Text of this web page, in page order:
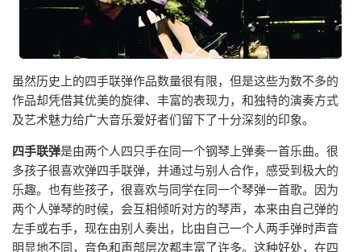
虽然历史上的四手联弹作品数量很有限，但是这些为数不多的
作品却凭借其优美的旋律、丰富的表现力，和独特的演奏方式
及艺术魅力给广大音乐爱好者们留下了十分深刻的印象。
四手联弹是由两个人四只手在同一个钢琴上弹奏一首乐曲。很
多孩子很喜欢弹四手联弹，并通过与别人合作，感受到极大的
乐趣。也有些孩子，很喜欢与同学在同一个琴弹一首歌。因为
两个人弹琴的时候，会互相倾听对方的琴声，本来由自己弹的
左手或右手，现在由别人奏出，比由自己一个人两手弹时声音
明显地不同，音色和声部层次都丰富了许多。这种好处，在四